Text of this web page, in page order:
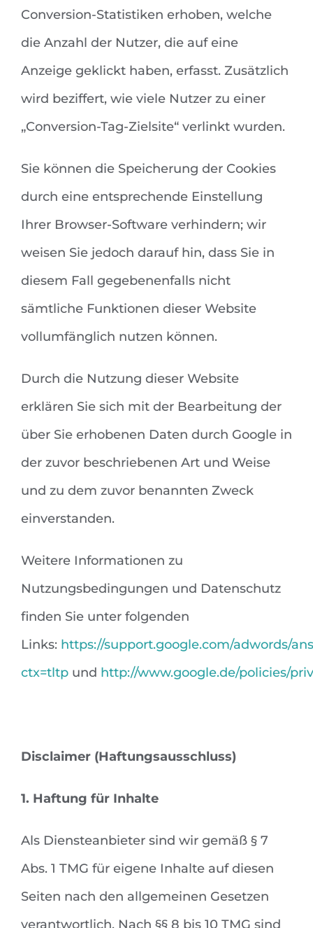
Conversion-Statistiken erhoben, welche
die Anzahl der Nutzer, die auf eine
Anzeige geklickt haben, erfasst. Zusätzlich
wird beziffert, wie viele Nutzer zu einer
„Conversion-Tag-Zielsite“ verlinkt wurden.
Sie können die Speicherung der Cookies
durch eine entsprechende Einstellung
Ihrer Browser-Software verhindern; wir
weisen Sie jedoch darauf hin, dass Sie in
diesem Fall gegebenenfalls nicht
sämtliche Funktionen dieser Website
vollumfänglich nutzen können.
Durch die Nutzung dieser Website
erklären Sie sich mit der Bearbeitung der
über Sie erhobenen Daten durch Google in
der zuvor beschriebenen Art und Weise
und zu dem zuvor benannten Zweck
einverstanden.
Weitere Informationen zu
Nutzungsbedingungen und Datenschutz
finden Sie unter folgenden
Links: https://support.google.com/adwords/
ctx=tltp und http://www.google.de/policies/
Disclaimer (Haftungsausschluss)
1. Haftung für Inhalte
Als Diensteanbieter sind wir gemäß § 7
Abs. 1 TMG für eigene Inhalte auf diesen
Seiten nach den allgemeinen Gesetzen
verantwortlich. Nach §§ 8 bis 10 TMG sind